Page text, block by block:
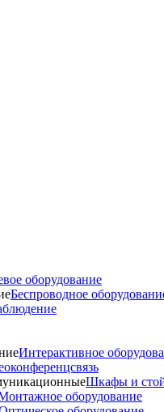
оборудование
Беспроводное
Интерактивное
Шкафы и
оборудование